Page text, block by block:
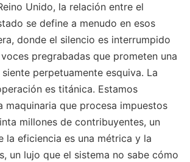
Unido, la relación entre el
se define a menudo en esos
donde el silencio es interrumpido
pregrabadas que prometen una
perpetuamente esquiva. La
es titánica. Estamos
maquinaria que procesa impuestos
millones de contribuyentes, un
la eficiencia es una métrica y la
un lujo que el sistema no sabe cómo